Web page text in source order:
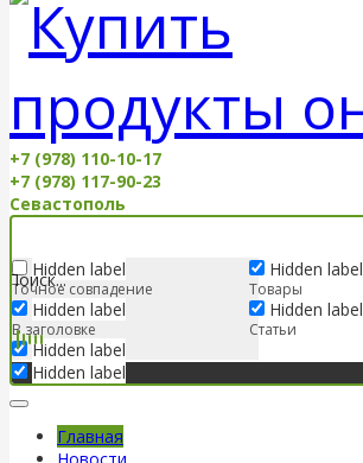
+7 (978) 110-10-17
+7 (978) 117-90-23
Севастополь
Hidden label
Точное совпадение
Hidden label
В заголовке
Hidden label
Hidden label
Hidden label
Товары
Hidden label
Статьи
Главная